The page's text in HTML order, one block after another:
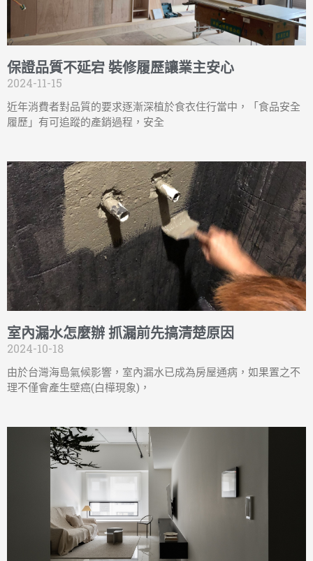
保證品質不延宕 裝修履歷讓業主安心
2024-11-15
近年消費者對品質的要求逐漸深植於食衣住行當中，「食品安全
履歷」有可追蹤的產銷過程，安全
室內漏水怎麼辦 抓漏前先搞清楚原因
2024-10-18
由於台灣海島氣候影響，室內漏水已成為房屋通病，如果置之不
理不僅會產生壁癌(白樺現象)，